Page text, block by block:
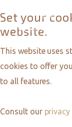
Set your
website.
This website uses
cookies to offer
to all features.
Consult our